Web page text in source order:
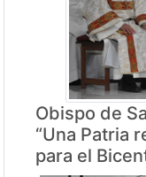
Obispo de
“Una Patria
para el